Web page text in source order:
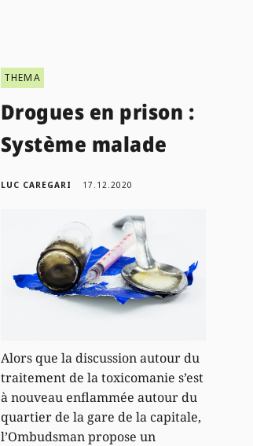
THEMA
Drogues en prison :
Système malade
LUC CAREGARI 17.12.2020
Alors que la discussion autour du
traitement de la toxicomanie s’est
à nouveau enflammée autour du
quartier de la gare de la capitale,
l’Ombudsman propose un